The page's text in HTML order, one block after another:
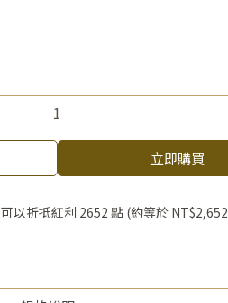
立即購買
以折抵紅利 2652 點 (約等於 NT$2,652